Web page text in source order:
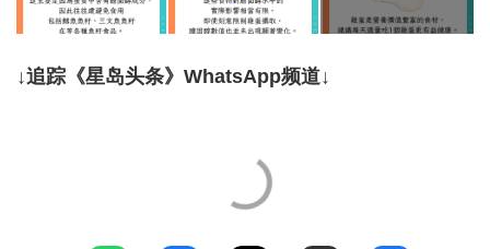
↓追踪《星岛头条》WhatsApp频道↓